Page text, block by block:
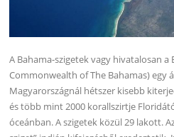
A Bahama-szigetek vagy hivatalosan a
Commonwealth of The Bahamas) egy
Magyarországnál hétszer kisebb
és több mint 2000 korallszirtje
óceánban. A szigetek közül 29 lakott.